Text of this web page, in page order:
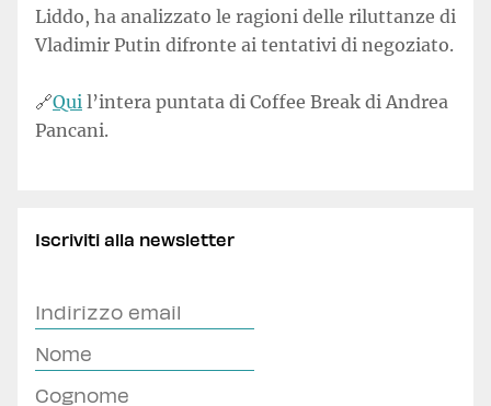
Liddo, ha analizzato le ragioni delle riluttanze di
Vladimir Putin difronte ai tentativi di negoziato.
🔗Qui l’intera puntata di Coffee Break di Andrea
Pancani.
Iscriviti alla newsletter